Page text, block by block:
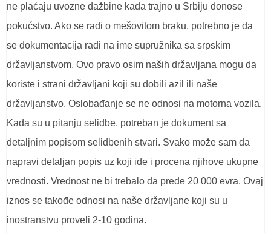
ne plaćaju uvozne dažbine kada trajno u Srbiju donose
pokućstvo. Ako se radi o mešovitom braku, potrebno je da
se dokumentacija radi na ime supružnika sa srpskim
državljanstvom. Ovo pravo osim naših državljana mogu da
koriste i strani državljani koji su dobili azil ili naše
državljanstvo. Oslobađanje se ne odnosi na motorna vozila.
Kada su u pitanju selidbe, potreban je dokument sa
detaljnim popisom selidbenih stvari. Svako može sam da
napravi detaljan popis uz koji ide i procena njihove ukupne
vrednosti. Vrednost ne bi trebalo da pređe 20 000 evra. Ovaj
iznos se takođe odnosi na naše državljane koji su u
inostranstvu proveli 2-10 godina.